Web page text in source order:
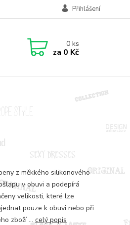
Přihlášení
0ks
za 0 Kč
z měkkého silikonového
v obuvi a podepírá
velikosti, které lze
pouze k obuvi nebo při
zboží ... celý popis